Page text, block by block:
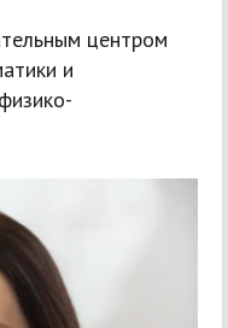
центром
и